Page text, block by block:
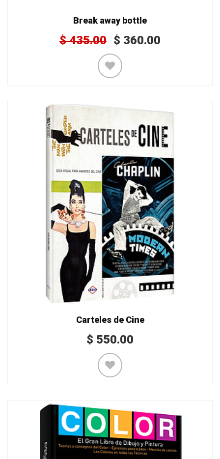
Break away bottle
$435.00 $ 360.00
Carteles de Cine
$ 550.00